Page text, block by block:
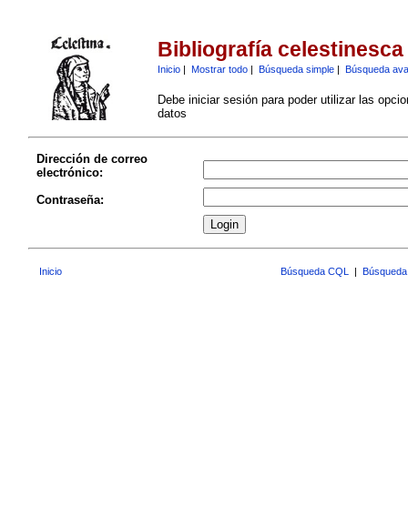
Bibliografía celestinesca
Inicio| Mostrar todo| Búsqueda simple| Búsqueda
Debe iniciar sesión para poder utilizar las
datos
Dirección de correo
electrónico:
Contraseña:
Inicio Búsqueda CQL |